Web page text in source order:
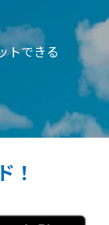
トできる
！